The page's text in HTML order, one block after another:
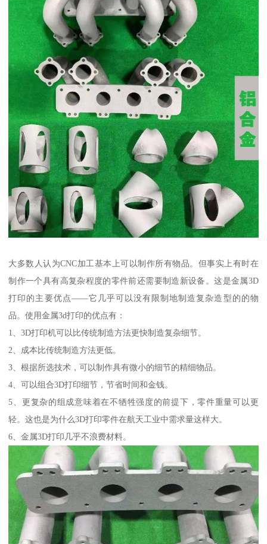
大多数人认为CNC加工基本上可以制作所有物品。但事实上有时在
制作一个具有高复杂程度的零件前还需要制造新设备。这是金属3D
打印的主要优点——它几乎可以没有限制地制造复杂造型的的物
品。使用金属3d打印的优点有：
1、3D打印机可以比传统制造方法更快制造复杂细节。
2、成本比传统制造方法更低。
3、根据所选技术，可以制作具有微小的细节的精细物品。
4、可以组合3D打印细节，节省时间和金钱。
5、更复杂的组成意味着在不牺牲强度的前提下，零件重量可以更
轻。这也是为什么3D打印零件在航天工业中需求量这样大。
6、金属3D打印几乎不浪费材料。